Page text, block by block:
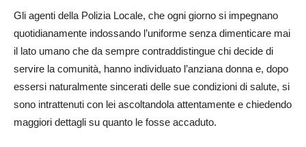
Gli agenti della Polizia Locale, che ogni giorno si impegnano
quotidianamente indossando l’uniforme senza dimenticare mai
il lato umano che da sempre contraddistingue chi decide di
servire la comunità, hanno individuato l’anziana donna e, dopo
essersi naturalmente sincerati delle sue condizioni di salute, si
sono intrattenuti con lei ascoltandola attentamente e chiedendo
maggiori dettagli su quanto le fosse accaduto.